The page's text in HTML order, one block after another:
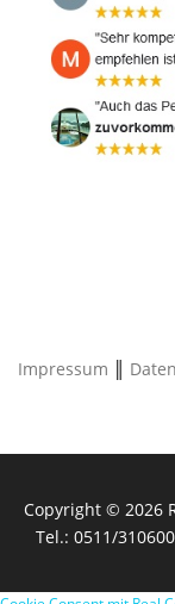
Impressum
Copyright © 2026
Tel.: 0511/